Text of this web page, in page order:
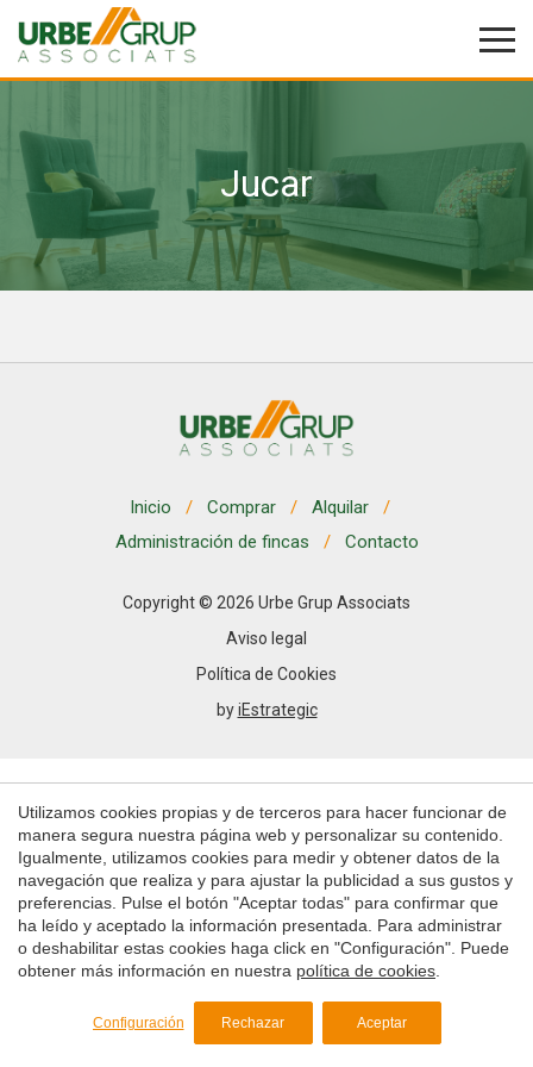
Jucar
Inicio Comprar
Alquilar
Administración de fincas
Contacto
Copyright © 2026 Urbe Grup Associats
Aviso legal
Política de Cookies
byiEstrategic
Utilizamos cookies propias y de terceros para hacer funcionar de
manera segura nuestra página web y personalizar su contenido.
Igualmente, utilizamos cookies para medir y obtener datos de la
navegación que realiza y para ajustar la publicidad a sus gustos y
preferencias. Pulse el botón "Aceptar todas" para confirmar que
ha leído y aceptado la información presentada. Para administrar
o deshabilitar estas cookies haga click en "Configuración". Puede
obtener más información en nuestra política de cookies
Configuración Rechazar Aceptar
Modificar cookies
Técnicas y funcionales
Siempre activas
instalación de las mismas. El usuario tiene la posibilidad
impedir que sean instaladas en su disco duro, aunque
deberá tener en cuenta que dicha acción podrá ocasionar
dificultades de navegación de la página web.
Analíticas y personalización
Permiten realizar el seguimiento y análisis del
utiliza en la medición de la actividad de la web para la
elaboración de perfiles de navegación de los usuarios con
el fin de introducir mejoras en función del análisis de los
datos de uso que hacen los usuarios del servicio. Permiten
guardar la información de preferencia del usuario para
mejor experiencia a través de productos recomendados.
Estas cookies son utilizadas para almacenar información
sobre las preferencias y elecciones personales del usuario
a través de la observación continuada de sus hábitos de
navegación. Gracias a ellas, podemos conocer los hábitos
de navegación en el sitio web y mostrar publicidad
relacionada con el perfil de navegación del usuario.
Guardar configuración Aceptar todas